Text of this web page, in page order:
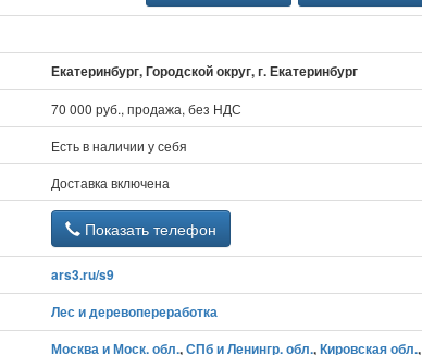
Екатеринбург, Городской округ, г. Екатеринбург
70 000 руб., продажа, без НДС
Есть в наличии у себя
Доставка включена
Показать телефон
ars3.ru/s9
Лес и деревопереработка
Москва и Моск. обл.,СПб и Ленингр. обл.,Кировская обл.,